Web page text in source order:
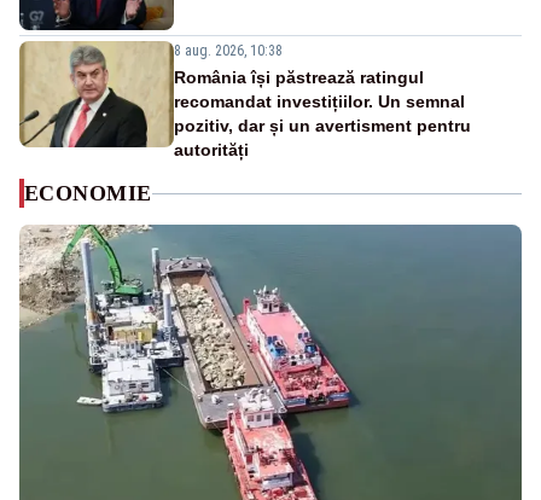
8 aug. 2026, 10:38
România își păstrează ratingul
recomandat investițiilor. Un semnal
pozitiv, dar și un avertisment pentru
autorități
ECONOMIE